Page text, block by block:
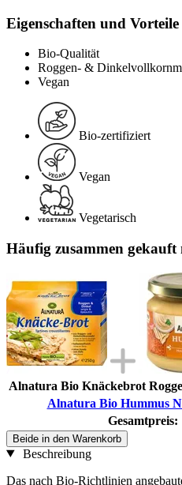
Eigenschaften und Vorteile
Bio-Qualität
Roggen- &
Vegan
Bio-zertifiziert
Vegan
Vegetarisch
Häufig zusammen
Alnatura Bio Knäckebrot
Alnatura Bio Hummus
Gesamtpreis:
Beide in den Warenkorb
Beschreibung
Das nach Bio-Richtlinien